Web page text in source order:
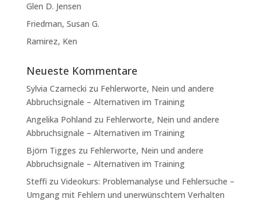
Glen D. Jensen
Friedman, Susan G.
Ramirez, Ken
Neueste Kommentare
Sylvia Czarnecki zu Fehlerworte, Nein und andere
Abbruchsignale – Alternativen im Training
Angelika Pohland zu Fehlerworte, Nein und andere
Abbruchsignale – Alternativen im Training
Björn Tigges zu Fehlerworte, Nein und andere
Abbruchsignale – Alternativen im Training
Steffizu Videokurs: Problemanalyse und Fehlersuche –
Umgang mit Fehlern und unerwünschtem Verhalten